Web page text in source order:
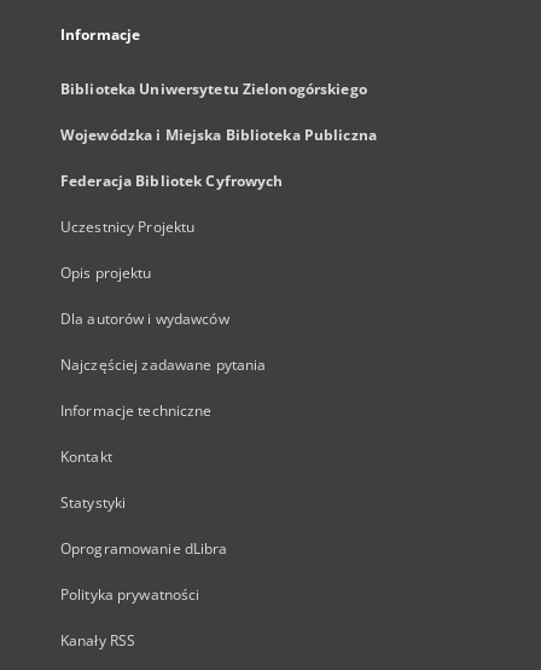
Informacje
Biblioteka Uniwersytetu Zielonogórskiego
Wojewódzka i Miejska Biblioteka Publiczna
Federacja Bibliotek Cyfrowych
Uczestnicy Projektu
Opis projektu
Dla autorów i wydawców
Najczęściej zadawane pytania
Informacje techniczne
Kontakt
Statystyki
Oprogramowanie dLibra
Polityka prywatności
Kanały RSS